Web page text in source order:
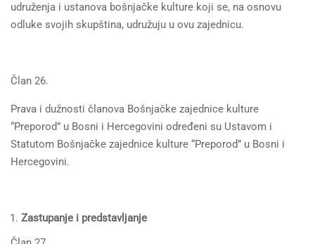
udruženja i ustanova bošnjačke kulture koji se, na osnovu
odluke svojih skupština, udružuju u ovu zajednicu.
Član 26.
Prava i dužnosti članova Bošnjačke zajednice kulture
“Preporod” u Bosni i Hercegovini određeni su Ustavom i
Statutom Bošnjačke zajednice kulture “Preporod” u Bosni i
Hercegovini.
Zastupanje i predstavljanje